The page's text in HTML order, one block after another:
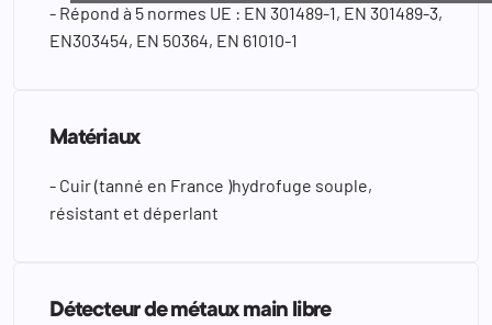
- Répond à 5 normes UE : EN 301489-1, EN 301489-3,
EN303454, EN 50364, EN 61010-1
Matériaux
- Cuir (tanné en France )hydrofuge souple,
résistant et déperlant
Détecteur de métaux main libre